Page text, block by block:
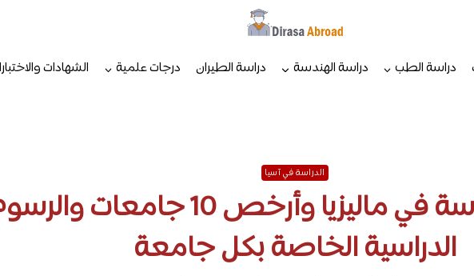
دراسة الطب دراسة الهندسة دراسة الطيران درجات علمية الشهادات
الدراسة في آسيا
تكاليف الدراسة في ماليزيا وأرخص 10 جامعات
الدراسية الخاصة بكل جامعة